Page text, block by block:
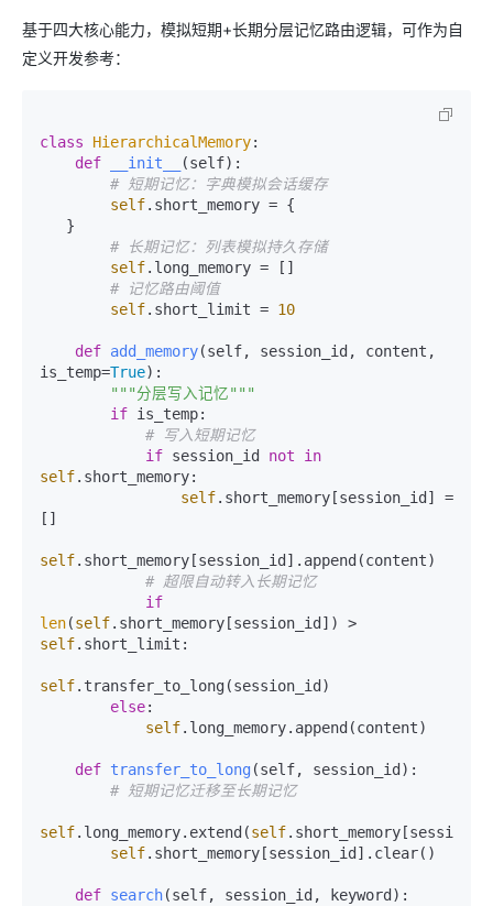
基于四大核心能力，模拟短期+长期分层记忆路由逻辑，可作为自
定义开发参考：
class HierarchicalMemory:
def
__init__ (self):
# 短期记忆：字典模拟会话缓存
self.short_memory = {
# 长期记忆：列表模拟持久存储
self.long_memory = []
# 记忆路由阈值
self.short_limit = 10
def add_memory(self, session_id, content,
is_temp=True):
"""分层写入记忆"""
if is_temp:
# 写入短期记忆
if session_id not
in
self.short_memory:
self.short_memory[session_id] =
[]
self.short_memory[session_id].append(content)
# 超限自动转入长期记忆
if
len(self
self.short_limit:
self.transfer_to_long(session_id)
else:
self.long_memory.append(content)
def transfer_to_long (self, session_id ):
# 短期记忆迁移至长期记忆
self.long_memory.extend(self
self.short_memory[session_id].clear()
def search(self, session_id, keyword ):